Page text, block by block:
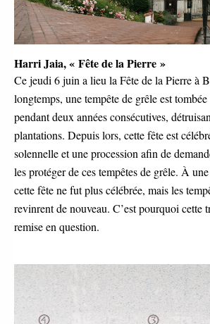
Harri Jaia, « Fête de la Pierre »
Ce jeudi 6 juin a lieu la Fête de la Pierre à
longtemps, une tempête de grêle est
pendant deux années consécutives,
plantations. Depuis lors, cette fête est
solennelle et une procession afin de
les protéger de ces tempêtes de grêle. À
cette fête ne fut plus célébrée, mais les
revinrent de nouveau. C’est pourquoi cette
remise en question.